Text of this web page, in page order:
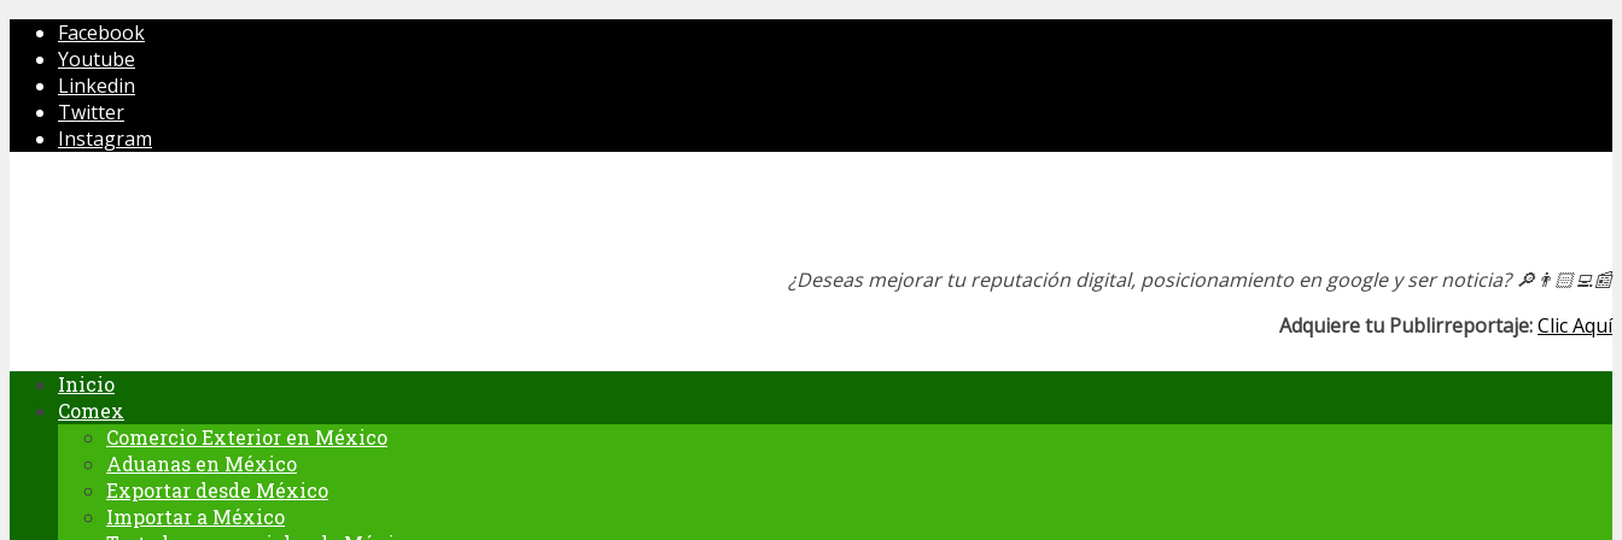
Facebook
Youtube
Linkedin
Twitter
Instagram
¿Deseas mejorar tu reputación digital, posicionamiento en google y ser noticia?🔎👨🏻‍💻📰
Adquiere tu Publirreportaje:Clic Aquí
Inicio
Comex
Comercio Exterior en México
Aduanas en México
Exportar desde México
Importar a México